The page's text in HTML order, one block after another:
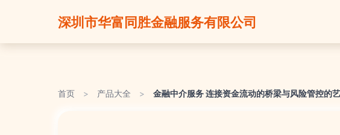
深圳市华富同胜金融服务有限公司
首页 > 产品大全 > 金融中介服务 连接资金流动的桥梁与风险管控的